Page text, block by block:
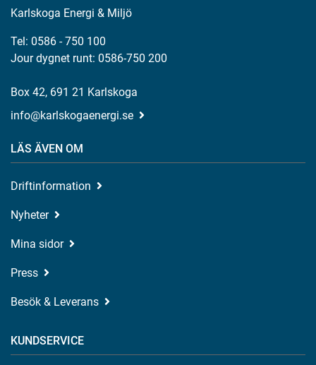
Karlskoga Energi & Miljö
Tel: 0586 - 750 100
Jour dygnet runt: 0586-750 200
Box 42, 691 21 Karlskoga
info@karlskogaenergi.se
LÄS ÄVEN OM
Driftinformation
Nyheter
Mina sidor
Press
Besök & Leverans
KUNDSERVICE